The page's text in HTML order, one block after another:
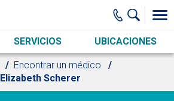
SERVICIOS UBICACIONES
Encontrar un médico
Elizabeth Scherer